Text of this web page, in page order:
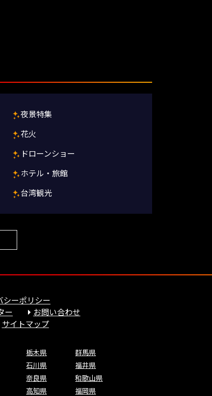
夜景特集
花火
ドローンショー
ホテル・旅館
台湾観光
シーポリシー
ー
お問い合わせ
サイトマップ
栃木県
群馬県
石川県
福井県
奈良県
和歌山県
高知県
福岡県